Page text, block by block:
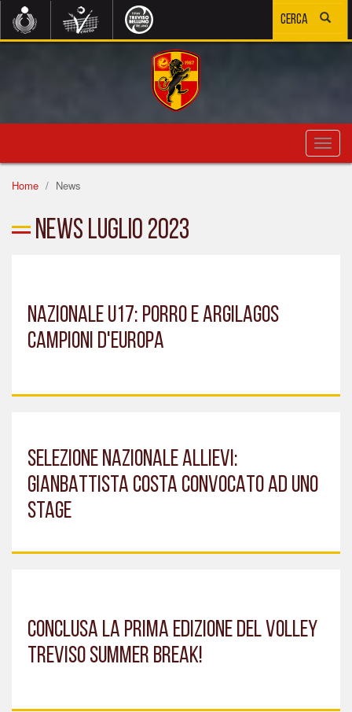
Home
News
News Luglio 2023
NAZIONALE U17: PORRO E ARGILAGOS
CAMPIONI D'EUROPA
SELEZIONE NAZIONALE ALLIEVI:
GIANBATTISTA COSTA CONVOCATO AD UNO
STAGE
CONCLUSA LA PRIMA EDIZIONE DEL VOLLEY
TREVISO SUMMER BREAK!